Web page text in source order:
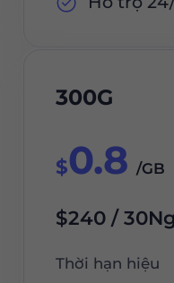
300G
$0.8 /GB
$240 /
Thời hạn hiệu